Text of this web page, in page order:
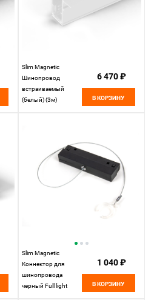
Slim Magnetic
Шинопровод
встраиваемый
(белый) (3м)
6 470 ₽
В КОРЗИНУ
Slim Magnetic
Коннектор для
шинопровода
черный Full light
1 040 ₽
В КОРЗИНУ